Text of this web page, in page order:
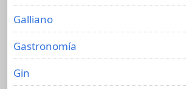
Galliano
Gastronomía
Gin